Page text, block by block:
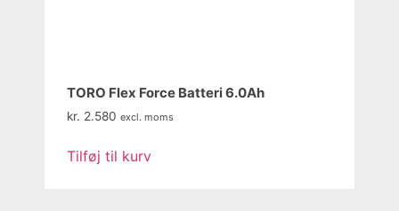
TORO Flex Force Batteri 6.0Ah
kr. 2.580 excl. moms
Tilføj til kurv